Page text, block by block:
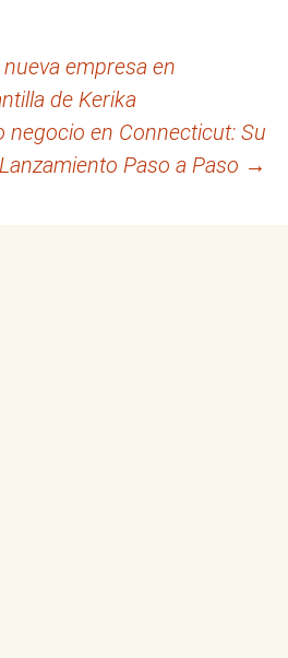
empresa en
de Kerika
negocio en Connecticut: Su
Paso a Paso →